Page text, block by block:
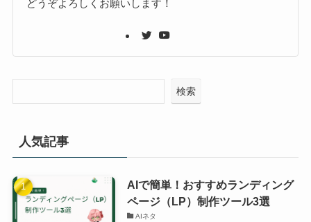
どうぞよろしくお願いします！
検索
人気記事
AIで簡単！おすすめランディング
ページ（LP）制作ツール3選
AIネタ